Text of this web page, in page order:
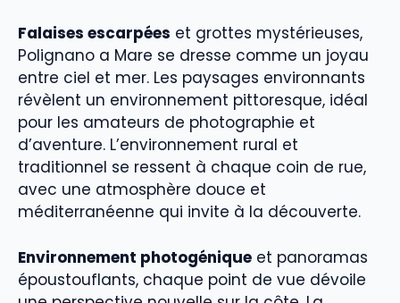
Falaises escarpées et grottes mystérieuses,
Polignano a Mare se dresse comme un joyau
entre ciel et mer. Les paysages environnants
révèlent un environnement pittoresque, idéal
pour les amateurs de photographie et
d’aventure. L’environnement rural et
traditionnel se ressent à chaque coin de rue,
avec une atmosphère douce et
méditerranéenne qui invite à la découverte.
Environnement photogénique et panoramas
époustouflants, chaque point de vue dévoile